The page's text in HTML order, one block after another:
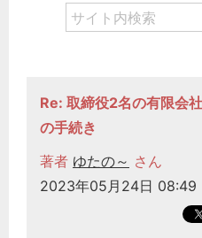
Re: 取締役2名の有限会
の手続き
著者 ゆたの～ さん
2023年05月24日 08:49